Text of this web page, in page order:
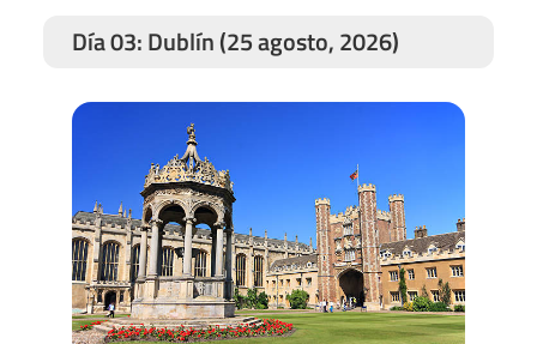
Día 03: Dublín (25 agosto, 2026)